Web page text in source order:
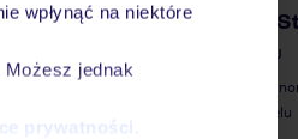
wpłynąć na niektóre
jednak
prywatności
Falcon Naama
EGIPT / PÓŁWYSEP SYNAJ
hotel przyjazny
kącik z shishą w hotelu